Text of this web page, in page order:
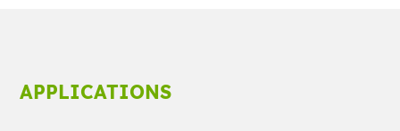
APPLICATIONS